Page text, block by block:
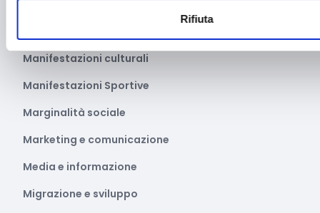
Rifiuta
Libro e lettura
Manifestazioni culturali
Manifestazioni Sportive
Marginalità sociale
Marketing e comunicazione
Media e informazione
Migrazione e sviluppo